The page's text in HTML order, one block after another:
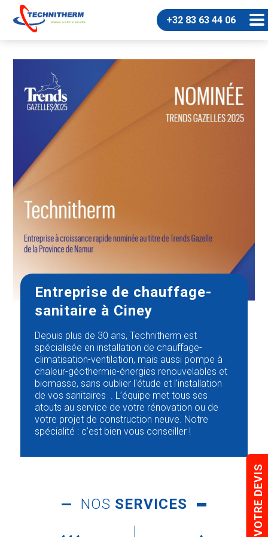
+32 83 63 44 06
Entreprise de chauffage-
sanitaire à Ciney
Depuis plus de 30 ans, Technitherm est
spécialisée en installation de chauffage-
climatisation-ventilation, mais aussi pompe à
chaleur-géothermie-énergies renouvelables et
biomasse, sans oublier l'étude et l'installation
de vos sanitaires . L’équipe met tous ses
atouts au service de votre rénovation ou de
votre projet de construction neuve. Notre
spécialité : c'est bien vous conseiller !
NOS SERVICES VOTRE DEVIS